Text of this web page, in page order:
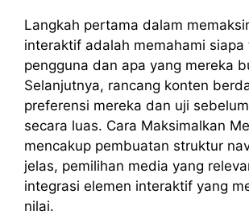
Langkah pertama dalam
interaktif adalah memahami siapa
pengguna dan apa yang mereka
Selanjutnya, rancang konten
preferensi mereka dan uji
secara luas. Cara Maksimalkan
mencakup pembuatan struktur
jelas, pemilihan media yang
integrasi elemen interaktif yang
nilai.